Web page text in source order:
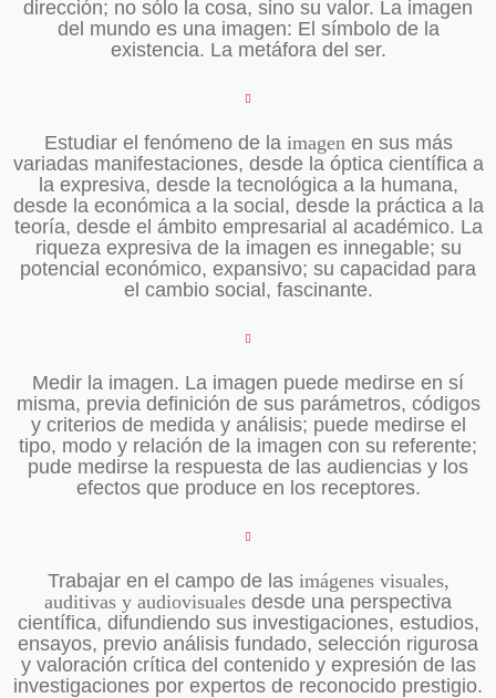
dirección; no sólo la cosa, sino su valor. La imagen
del mundo es una imagen: El símbolo de la
existencia. La metáfora del ser.
Estudiar el fenómeno de la imagenen sus más
variadas manifestaciones, desde la óptica científica a
la expresiva, desde la tecnológica a la humana,
desde la económica a la social, desde la práctica a la
teoría, desde el ámbito empresarial al académico. La
riqueza expresiva de la imagen es innegable; su
potencial económico, expansivo; su capacidad para
el cambio social, fascinante.
Medir la imagen. La imagen puede medirse en sí
misma, previa definición de sus parámetros, códigos
y criterios de medida y análisis; puede medirse el
tipo, modo y relación de la imagen con su referente;
pude medirse la respuesta de las audiencias y los
efectos que produce en los receptores.
Trabajar en el campo de las imágenes visuales,
auditivas y audiovisuales desde una perspectiva
científica, difundiendo sus investigaciones, estudios,
ensayos, previo análisis fundado, selección rigurosa
y valoración crítica del contenido y expresión de las
investigaciones por expertos de reconocido prestigio.